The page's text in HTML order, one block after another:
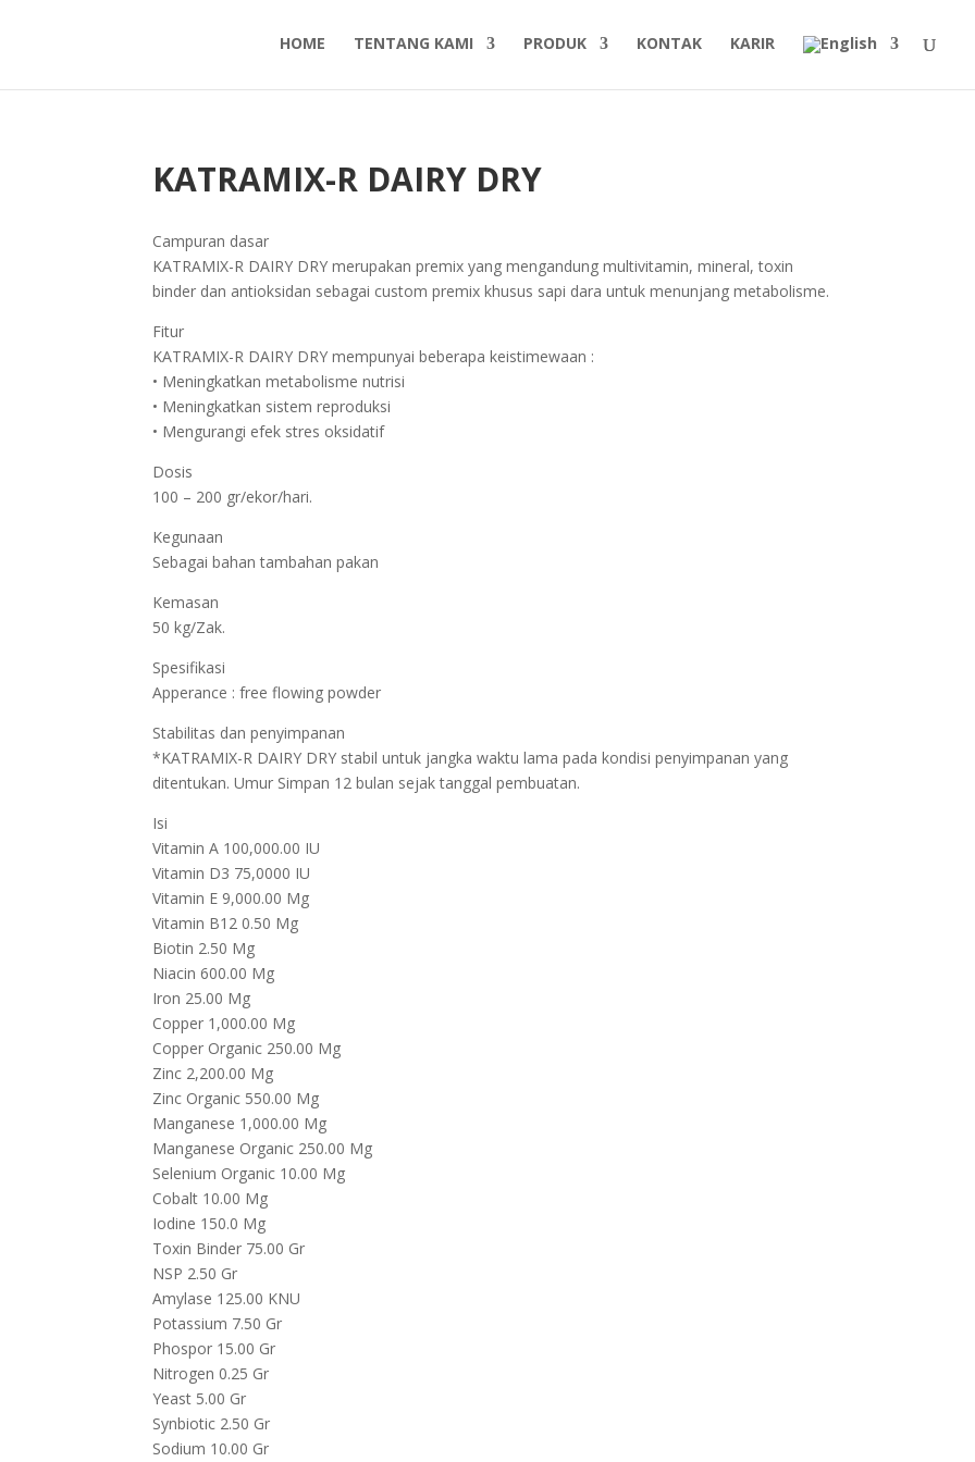
HOME TENTANG KAMI PRODUK KONTAK KARIR
KATRAMIX-R DAIRY DRY
Campuran dasar
KATRAMIX-R DAIRY DRY merupakan premix yang mengandung multivitamin, mineral, toxin
binder dan antioksidan sebagai custom premix khusus sapi dara untuk menunjang metabolisme.
Fitur
KATRAMIX-R DAIRY DRY mempunyai beberapa keistimewaan :
• Meningkatkan metabolisme nutrisi
• Meningkatkan sistem reproduksi
• Mengurangi efek stres oksidatif
Dosis
100 – 200 gr/ekor/hari.
Kegunaan
Sebagai bahan tambahan pakan
Kemasan
50 kg/Zak.
Spesifikasi
Apperance : free flowing powder
Stabilitas dan penyimpanan
*KATRAMIX-R DAIRY DRY stabil untuk jangka waktu lama pada kondisi penyimpanan yang
ditentukan. Umur Simpan 12 bulan sejak tanggal pembuatan.
Isi
Vitamin A 100,000.00 IU
Vitamin D3 75,0000 IU
Vitamin E 9,000.00 Mg
Vitamin B12 0.50 Mg
Biotin 2.50 Mg
Niacin 600.00 Mg
Iron 25.00 Mg
Copper 1,000.00 Mg
Copper Organic 250.00 Mg
Zinc 2,200.00 Mg
Zinc Organic 550.00 Mg
Manganese 1,000.00 Mg
Manganese Organic 250.00 Mg
Selenium Organic 10.00 Mg
Cobalt 10.00 Mg
Iodine 150.0 Mg
Toxin Binder 75.00 Gr
NSP 2.50 Gr
Amylase 125.00 KNU
Potassium 7.50 Gr
Phospor 15.00 Gr
Nitrogen 0.25 Gr
Yeast 5.00 Gr
Synbiotic 2.50 Gr
Sodium 10.00 Gr